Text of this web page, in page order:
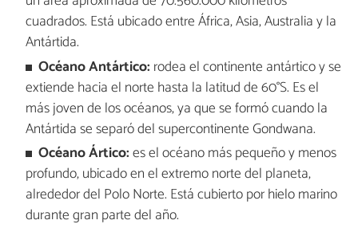
cuadrados. Está ubicado entre África, Asia, Australia y la
Antártida.
Océano Antártico: rodea el continente antártico y se
extiende hacia el norte hasta la latitud de 60°S. Es el
más joven de los océanos, ya que se formó cuando la
Antártida se separó del supercontinente Gondwana.
Océano Ártico:es el océano más pequeño y menos
profundo, ubicado en el extremo norte del planeta,
alrededor del Polo Norte. Está cubierto por hielo marino
durante gran parte del año.